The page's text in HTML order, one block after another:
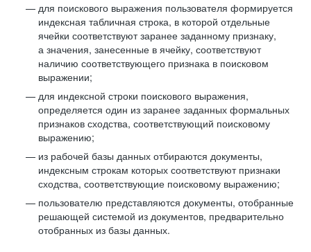
для поискового выражения пользователя формируется
индексная табличная строка, в которой отдельные
ячейки соответствуют заранее заданному признаку,
а значения, занесенные в ячейку, соответствуют
наличию соответствующего признака в поисковом
выражении;
для индексной строки поискового выражения,
определяется один из заранее заданных формальных
признаков сходства, соответствующий поисковому
выражению;
из рабочей базы данных отбираются документы,
индексным строкам которых соответствуют признаки
сходства, соответствующие поисковому выражению;
пользователю представляются документы, отобранные
решающей системой из документов, предварительно
отобранных из базы данных.